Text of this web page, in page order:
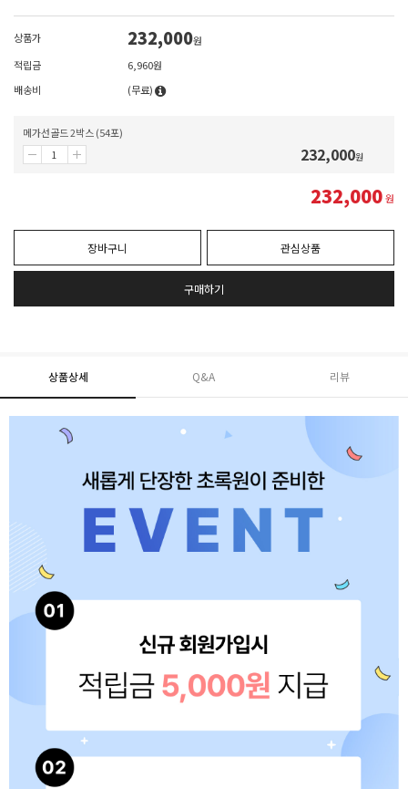
상품가 232,000원
적립금
6,960원
배송비
(무료)
메가선골드 2박스 (54포)
232,000원
232,000원
장바구니 관심상품
구매하기
상품상세 Q&A 리뷰